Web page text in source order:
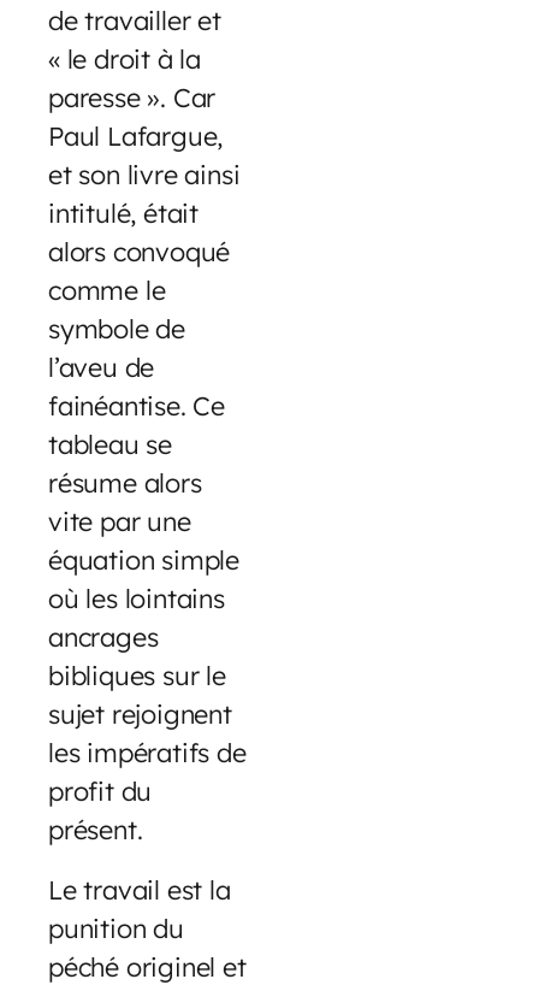
de travailler et
« le droit à la
paresse ». Car
Paul Lafargue,
et son livre ainsi
intitulé, était
alors convoqué
comme le
symbole de
l’aveu de
fainéantise. Ce
tableau se
résume alors
vite par une
équation simple
où les lointains
ancrages
bibliques sur le
sujet rejoignent
les impératifs de
profit du
présent.
Le travail est la
punition du
péché originel et